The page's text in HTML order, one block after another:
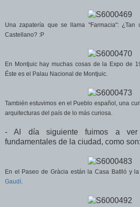
Una zapatería que se llama "Farmacia": ¿Tan
Castellano? :P
En Montjuic hay muchas cosas de la Expo de
Éste es el Palau Nacional de Montjuic.
También estuvimos en el Pueblo español, una
arquitecturas del país de lo más curiosa.
- Al día siguiente fuimos a
fundamentales de la ciudad, como son:
En el Paseo de Gràcia están la Casa Batlló y
Gaudí.